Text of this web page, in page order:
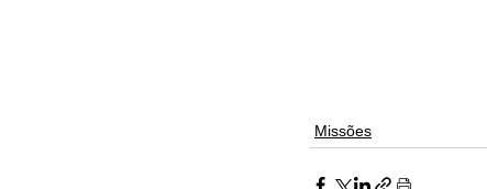
Missões